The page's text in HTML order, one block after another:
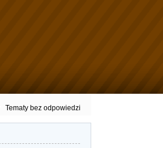
Tematy bez odpowiedzi